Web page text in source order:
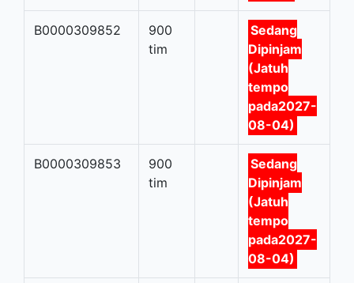
B0000309852
900
tim
Sedang
Dipinjam
(Jatuh
tempo
pada2027-
08-04)
B0000309853
900
tim
Sedang
Dipinjam
(Jatuh
tempo
pada2027-
08-04)